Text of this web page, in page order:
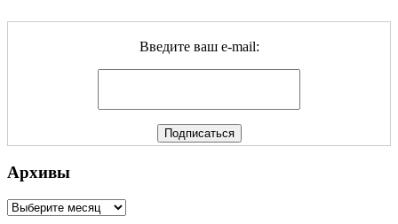
Введите ваш e-mail:
Архивы
Архивы